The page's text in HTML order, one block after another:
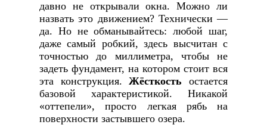
давно не открывали окна. Можно ли
назвать это движением? Технически —
да. Но не обманывайтесь: любой шаг,
даже самый робкий, здесь высчитан с
точностью до миллиметра, чтобы не
задеть фундамент, на котором стоит вся
эта конструкция.Жёсткость остается
базовой характеристикой. Никакой
«оттепели», просто легкая рябь на
поверхности застывшего озера.